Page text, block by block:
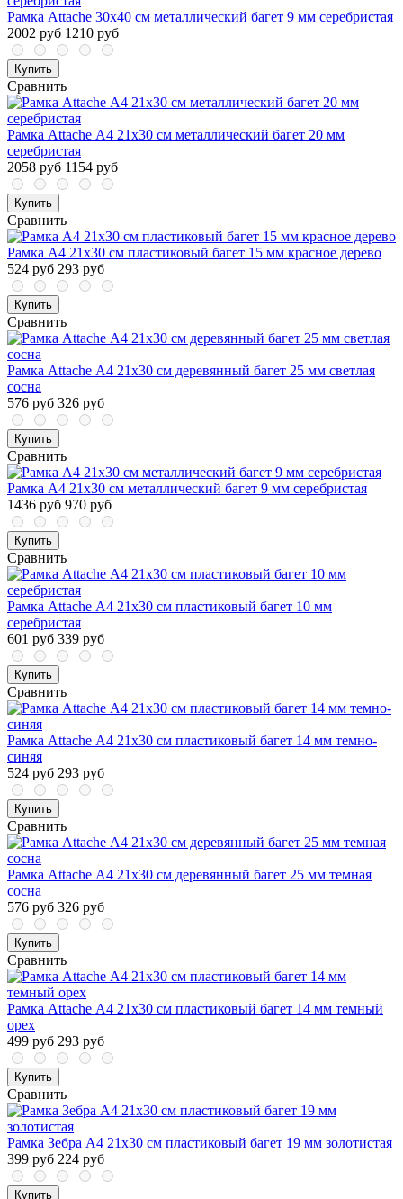
Рамка Attache 30х40 см металлический багет 9 мм серебристая
2002 руб 1210 руб
Купить
Сравнить
Рамка Attache А4 21x30 см металлический багет 20 мм
серебристая
2058 руб 1154 руб
Купить
Сравнить
Рамка А4 21x30 см пластиковый багет 15 мм красное дерево
524 руб 293 руб
Купить
Сравнить
Рамка Attache А4 21x30 см деревянный багет 25 мм светлая
сосна
576 руб 326 руб
Купить
Сравнить
Рамка А4 21x30 см металлический багет 9 мм серебристая
1436 руб 970 руб
Купить
Сравнить
Рамка Attache А4 21х30 см пластиковый багет 10 мм
серебристая
601 руб 339 руб
Купить
Сравнить
Рамка Attache А4 21x30 см пластиковый багет 14 мм темно-
синяя
524 руб 293 руб
Купить
Сравнить
Рамка Attache А4 21x30 см деревянный багет 25 мм темная
сосна
576 руб 326 руб
Купить
Сравнить
Рамка Attache А4 21x30 см пластиковый багет 14 мм темный
орех
499 руб 293 руб
Купить
Сравнить
Рамка Зебра А4 21x30 см пластиковый багет 19 мм золотистая
399 руб 224 руб
Купить